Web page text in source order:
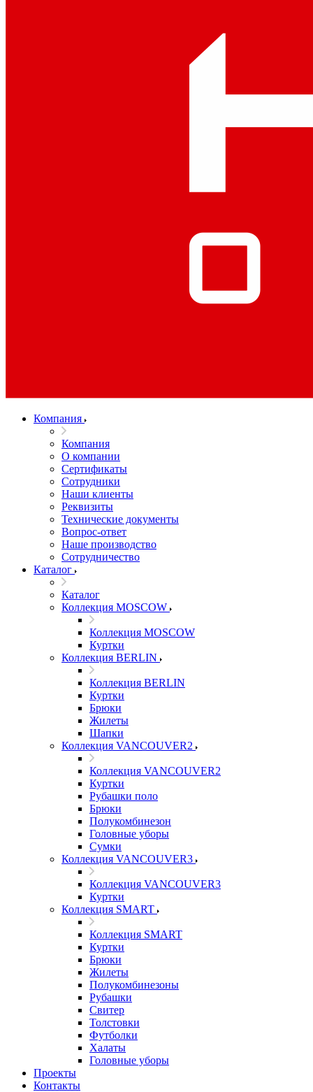
Компания
Компания
О компании
Сертификаты
Сотрудники
Наши клиенты
Реквизиты
Технические документы
Вопрос-ответ
Наше производство
Сотрудничество
Каталог
Каталог
Коллекция MOSCOW
Коллекция MOSCOW
Куртки
Коллекция BERLIN
Коллекция BERLIN
Куртки
Брюки
Жилеты
Шапки
Коллекция VANCOUVER2
Коллекция VANCOUVER2
Куртки
Рубашки поло
Брюки
Полукомбинезон
Головные уборы
Сумки
Коллекция VANCOUVER3
Коллекция VANCOUVER3
Куртки
Коллекция SMART
Коллекция SMART
Куртки
Брюки
Жилеты
Полукомбинезоны
Рубашки
Свитер
Толстовки
Футболки
Халаты
Головные уборы
Проекты
Контакты